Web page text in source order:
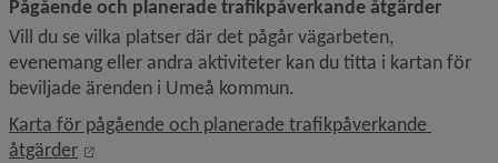
Pågående och planerade trafikpåverkande åtgärder
Vill du se vilka platser där det pågår vägarbeten,
evenemang eller andra aktiviteter kan du titta i kartan för
beviljade ärenden i Umeå kommun.
Karta för pågående och planerade trafikpåverkande
åtgärder
Länk till annan webbplats, öppnas i nytt fönster.